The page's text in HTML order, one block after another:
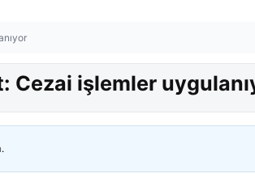
Cezai işlemler
.